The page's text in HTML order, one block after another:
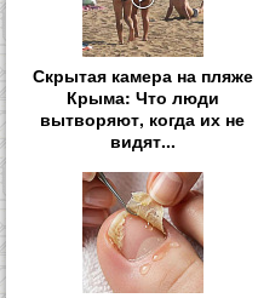
Скрытая камера на пляже
Крыма: Что люди
вытворяют, когда их не
видят...